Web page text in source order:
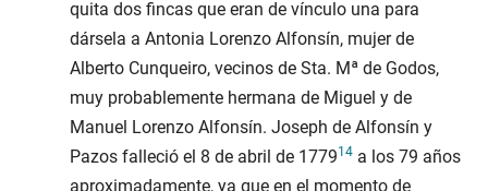
quita dos fincas que eran de vínculo una para
dársela a Antonia Lorenzo Alfonsín, mujer de
Alberto Cunqueiro, vecinos de Sta. Mª de Godos,
muy probablemente hermana de Miguel y de
Manuel Lorenzo Alfonsín. Joseph de Alfonsín y
Pazos falleció el 8 de abril de 177914 a los 79 años
aproximadamente, ya que en el momento de